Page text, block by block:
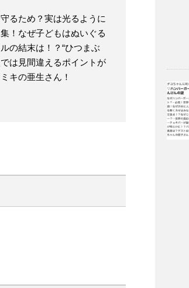
るため？実は光るように
！なぜ子どもはぬいぐる
の結末は！？“ひつまぶ
は見間違えるポイントが
キの亜生さん！